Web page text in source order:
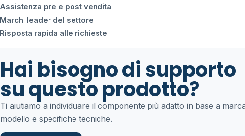
Assistenza pre e post vendita
Marchi leader del settore
Risposta rapida alle richieste
Hai bisogno di supporto
su questo prodotto?
Ti aiutiamo a individuare il componente più adatto in base a
modello e specifiche tecniche.